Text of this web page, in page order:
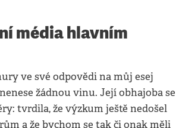
média hlavním
ve své odpovědi na můj esej
žádnou vinu. Její obhajoba se
tvrdila, že výzkum ještě nedošel
a že bychom se tak či onak měli